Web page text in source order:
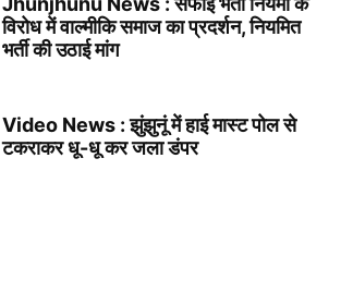
विरोध में वाल्मीकि समाज का प्रदर्शन, नियमित
भर्ती की उठाई मांग
Video News : झुंझुनूं में हाई मास्ट पोल से
टकराकर धू-धू कर जला डंपर